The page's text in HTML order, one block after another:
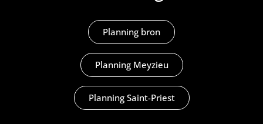
Planning bron
Planning Meyzieu
Planning Saint-Priest